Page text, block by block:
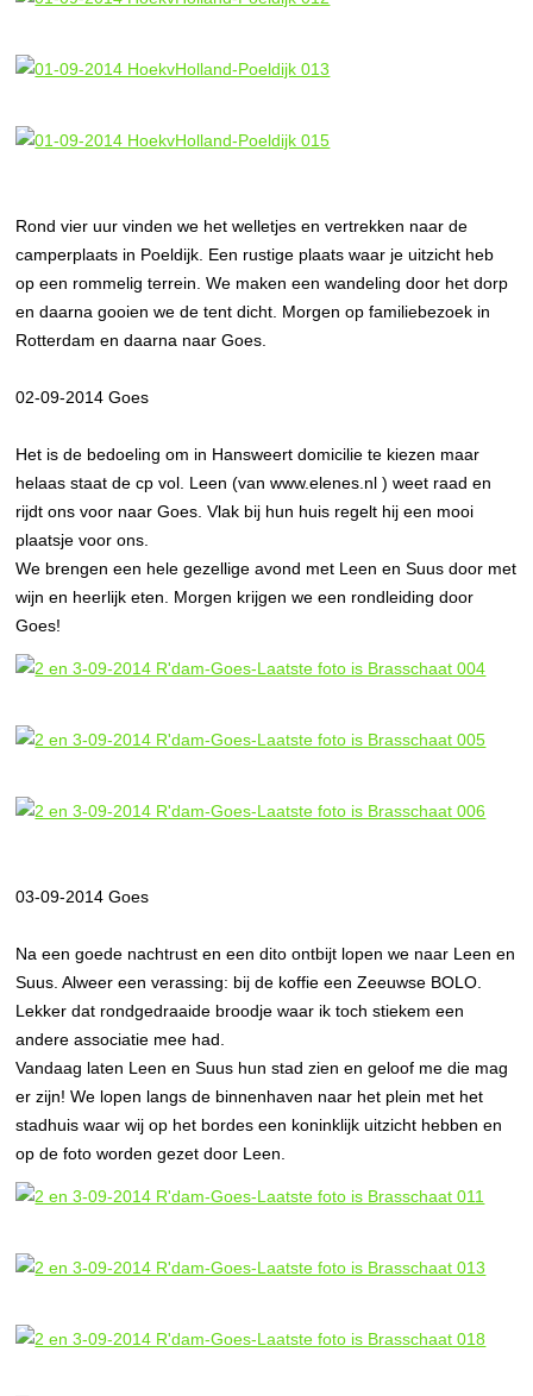
Rond vier uur vinden we het welletjes en vertrekken naar de
camperplaats in Poeldijk. Een rustige plaats waar je uitzicht heb
op een rommelig terrein. We maken een wandeling door het dorp
en daarna gooien we de tent dicht. Morgen op familiebezoek in
Rotterdam en daarna naar Goes.
02-09-2014 Goes
Het is de bedoeling om in Hansweert domicilie te kiezen maar
helaas staat de cp vol. Leen (van www.elenes.nl ) weet raad en
rijdt ons voor naar Goes. Vlak bij hun huis regelt hij een mooi
plaatsje voor ons.
We brengen een hele gezellige avond met Leen en Suus door met
wijn en heerlijk eten. Morgen krijgen we een rondleiding door
Goes!
03-09-2014 Goes
Na een goede nachtrust en een dito ontbijt lopen we naar Leen en
Suus. Alweer een verassing: bij de koffie een Zeeuwse BOLO.
Lekker dat rondgedraaide broodje waar ik toch stiekem een
andere associatie mee had.
Vandaag laten Leen en Suus hun stad zien en geloof me die mag
er zijn! We lopen langs de binnenhaven naar het plein met het
stadhuis waar wij op het bordes een koninklijk uitzicht hebben en
op de foto worden gezet door Leen.